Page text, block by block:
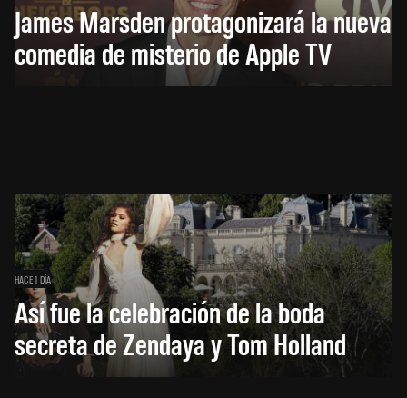
James Marsden protagonizará la nueva
comedia de misterio de Apple TV
HACE 1 DÍA
Así fue la celebración de la boda
secreta de Zendaya y Tom Holland